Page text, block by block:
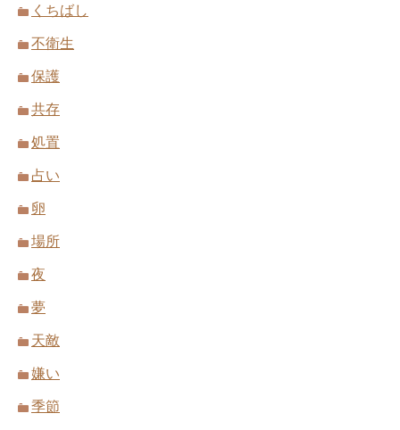
くちばし
不衛生
保護
共存
処置
占い
卵
場所
夜
夢
天敵
嫌い
季節